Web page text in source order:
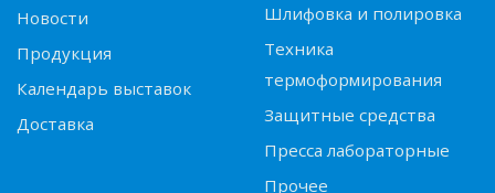
Новости
Продукция
Календарь выставок
Доставка
Шлифовка и полировка
Техника
термоформирования
Защитные средства
Пресса лабораторные
Прочее